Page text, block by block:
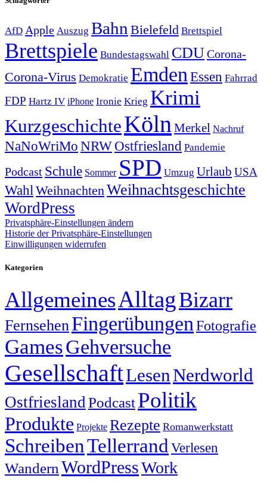
AfD Apple Auszug Bahn Bielefeld Brettspiel
Brettspiele Bundestagswahl CDUCorona-
Corona-Virus Demokratie Emden Essen Fahrrad
FDP Hartz IV iPhone Ironie Krieg Krimi
KurzgeschichteKöln Merkel Nachruf
NaNoWriMo NRWOstfriesland Pandemie
Podcast Schule Sommer SPD Umzug Urlaub USA
Wahl Weihnachten Weihnachtsgeschichte
WordPress
Privatsphäre-Einstellungen ändern
Historie der Privatsphäre-Einstellungen
Einwilligungen widerrufen
Kategorien
AllgemeinesAlltagBizarr
FernsehenFingerübungen Fotografie
GamesGehversuche
GesellschaftLesenNerdworld
OstfrieslandPodcastPolitik
Produkte Projekte Rezepte Romanwerkstatt
SchreibenTellerrand Verlesen
Wandern WordPressWork